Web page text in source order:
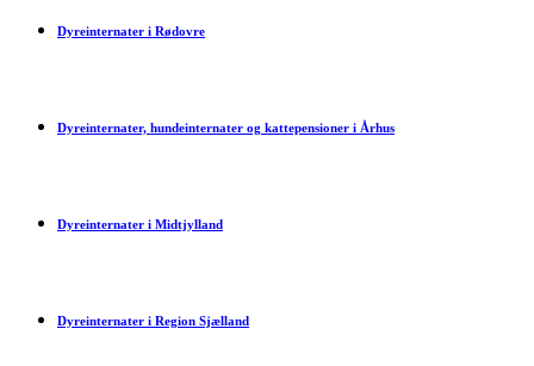
Dyreinternater i Rødovre
Dyreinternater, hundeinternater og kattepensioner i Århus
Dyreinternater i Midtjylland
Dyreinternater i Region Sjælland